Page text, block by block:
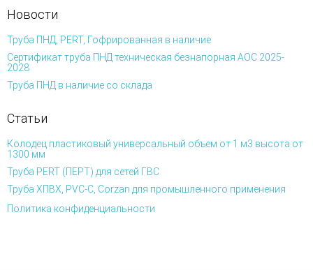
Новости
Труба ПНД, PERT, Гофрированная в наличие
Сертификат труба ПНД техническая безнапорная АОС 2025-
2028
Труба ПНД в наличие со склада
Статьи
Колодец пластиковый универсальный объем от 1 м3 высота от
1300 мм
Труба PERT (ПЕРТ) для сетей ГВС
Труба ХПВХ, PVC-C, Corzan для промышленного применения
Политика конфиденциальности